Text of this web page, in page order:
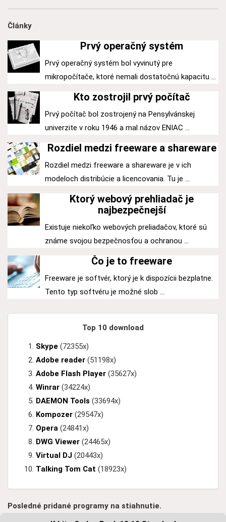
Články
Prvý operačný systém
Prvý operačný systém bol vyvinutý pre
mikropočítače, ktoré nemali dostatočnú kapacitu ...
Kto zostrojil prvý počítač
Prvý počítač bol zostrojený na Pensylvánskej
univerzite v roku 1946 a mal názov ENIAC ...
Rozdiel medzi freeware a shareware
Rozdiel medzi freeware a shareware je v ich
modeloch distribúcie a licencovania. Tu je ...
Ktorý webový prehliadač je
najbezpečnejší
Existuje niekoľko webových preliadačov, ktoré sú
známe svojou bezpečnosťou a ochranou ...
Čo je to freeware
Freeware je softvér, ktorý je k dispozícii bezplatne.
Tento typ softvéru je možné slob ...
Top 10 download
Skype (72355x)
Adobe reader (51198x)
Adobe Flash Player (35627x)
Winrar (34224x)
DAEMON Tools (33694x)
Kompozer (29547x)
Opera (24841x)
DWG Viewer (24465x)
Virtual DJ (20443x)
Talking Tom Cat (18923x)
Posledné pridané programy na stiahnutie.